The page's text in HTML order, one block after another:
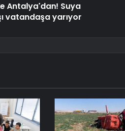
Antalya'dan! Suya
vatandaşa yarıyor